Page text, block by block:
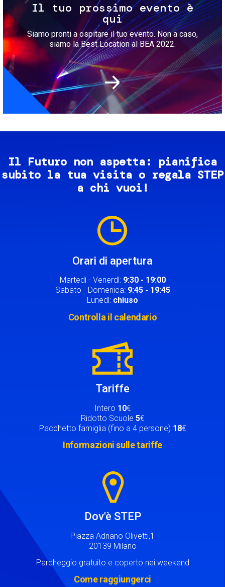
Il tuo prossimo evento è
qui
Siamo pronti a ospitare il tuo evento. Non a caso,
siamo la Best Location al BEA 2022.
Il Futuro non aspetta: pianifica
subito la tua visita o regala STEP
a chi vuoi!
Orari di apertura
Martedì - Venerdì: 9:30 - 19:00
Sabato - Domenica: 9:45 - 19:45
Lunedì: chiuso
Controlla il calendario
Tariffe
Intero 10€
Ridotto Scuole 5€
Pacchetto famiglia (fino a 4 persone) 18€
Informazioni sulle tariffe
Dov'è STEP
Piazza Adriano Olivetti,1
20139 Milano
Parcheggio gratuito e coperto nei weekend
Come raggiungerci